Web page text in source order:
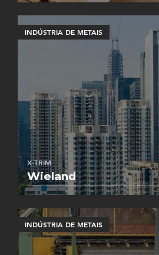
INDÚSTRIA DE METAIS
X-TRIM
Wieland
INDÚSTRIA DE METAIS